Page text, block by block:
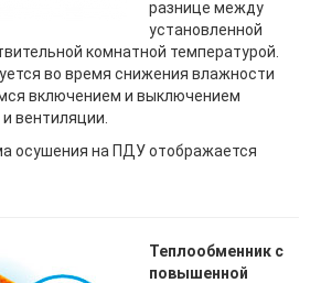
разнице между
установленной
комнатной температурой.
во время снижения влажности
включением и выключением
вентиляции.
осушения на ПДУ отображается
Теплообменник с
повышенной